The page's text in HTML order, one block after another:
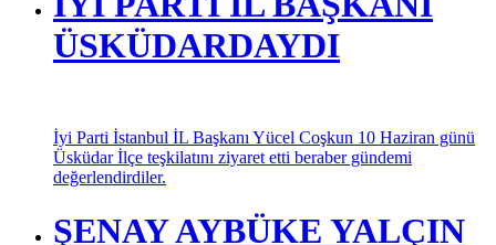
Saadet Partisi İstanbul Milletvekili Birol Aydın Ekonomik
İYİ PARTİ İL BAŞKANI
ÜSKÜDARDAYDI